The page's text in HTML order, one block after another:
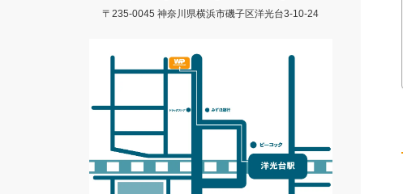
〒235-0045 神奈川県横浜市磯子区洋光台3-10-24